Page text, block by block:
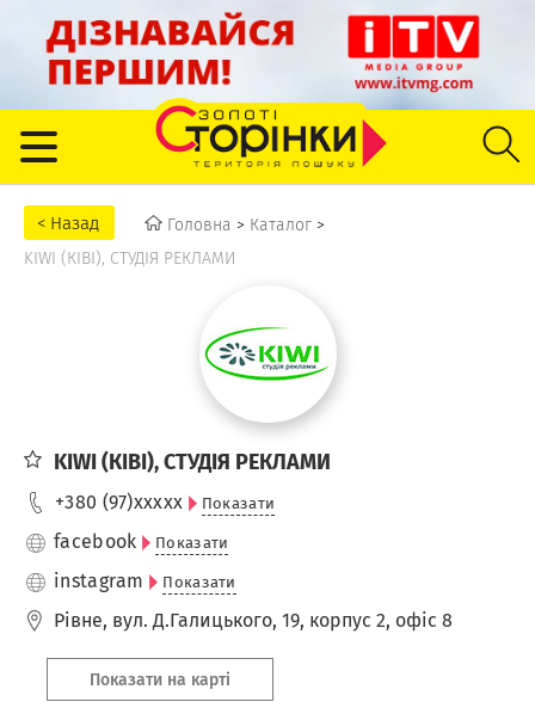
Головна > Каталог >
KIWI (КІВІ), СТУДІЯ РЕКЛАМИ
KIWI (КІВІ), СТУДІЯ РЕКЛАМИ
+380 (97)xxxxx Показати
facebook Показати
instagram Показати
Рівне, вул. Д.Галицького, 19, корпус 2, офіс 8
Показати на карті